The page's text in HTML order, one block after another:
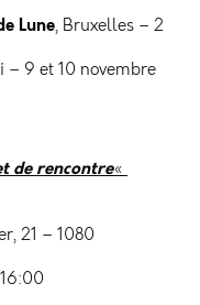
Lune, Bruxelles – 2
– 9 et 10 novembre
de rencontre«
21 – 1080